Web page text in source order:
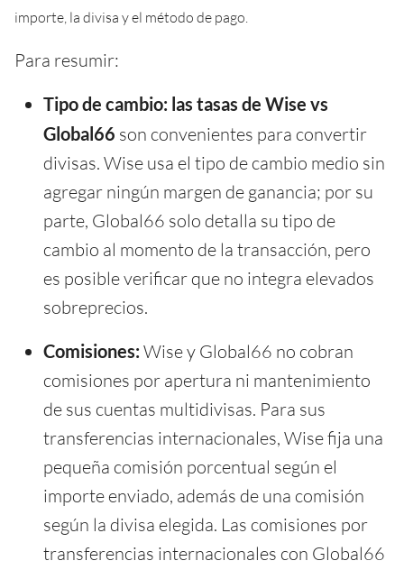
importe, la divisa y el método de pago.
Para resumir:
Tipo de cambio: las tasas de Wise vs
Global66 son convenientes para convertir
divisas. Wise usa el tipo de cambio medio sin
agregar ningún margen de ganancia; por su
parte, Global66 solo detalla su tipo de
cambio al momento de la transacción, pero
es posible verificar que no integra elevados
sobreprecios.
Comisiones: Wise y Global66 no cobran
comisiones por apertura ni mantenimiento
de sus cuentas multidivisas. Para sus
transferencias internacionales, Wise fija una
pequeña comisión porcentual según el
importe enviado, además de una comisión
según la divisa elegida. Las comisiones por
transferencias internacionales con Global66